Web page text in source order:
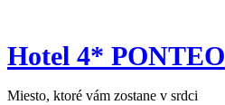
Hotel 4* PONTEO
Miesto, ktoré vám zostane v srdci